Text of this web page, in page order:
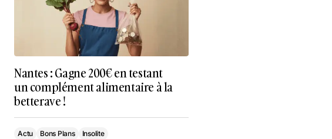
Nantes : Gagne 200€ en testant
un complément alimentaire à la
betterave !
Actu Bons Plans
Insolite